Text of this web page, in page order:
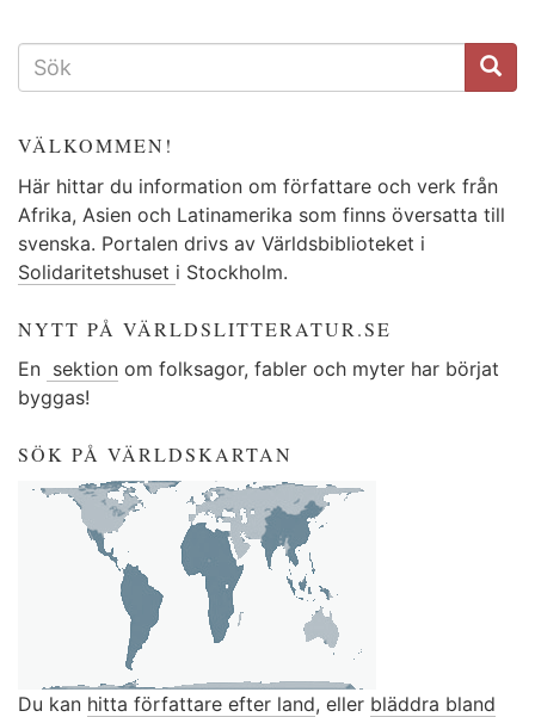
SÖKFORMULÄR
VÄLKOMMEN!
Här hittar du information om författare och verk från
Afrika, Asien och Latinamerika som finns översatta till
svenska. Portalen drivs av Världsbiblioteket i
Solidaritetshuset i Stockholm.
NYTT PÅ VÄRLDSLITTERATUR.SE
En sektion om folksagor, fabler och myter har börjat
byggas!
SÖK PÅ VÄRLDSKARTAN
Du kan hitta författare efter land, eller bläddra bland